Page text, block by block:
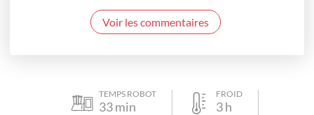
Voir les commentaires
TEMPS ROBOT
33min
FROID
3h